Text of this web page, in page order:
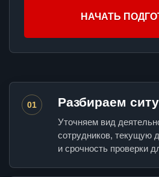
НАЧАТЬ
01 Разбираем
Уточняем вид
сотрудников, текущую
и срочность проверки